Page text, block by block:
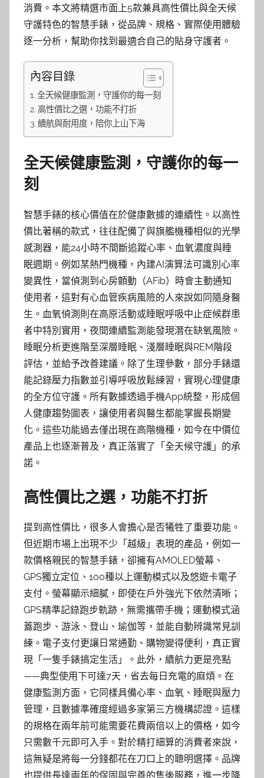
消費。本文將精選市面上5款兼具高性價比與全天候
守護特色的智慧手錶，從品牌、規格、實際使用體驗
逐一分析，幫助你找到最適合自己的貼身守護者。
內容目錄
全天候健康監測，守護你的每一刻
高性價比之選，功能不打折
續航與耐用度，陪你上山下海
全天候健康監測，守護你的每一
刻
智慧手錶的核心價值在於健康數據的連續性。以高性
價比著稱的款式，往往配備了與旗艦機種相似的光學
感測器，能24小時不間斷追蹤心率、血氧濃度與睡
眠週期。例如某熱門機種，內建AI演算法可識別心率
變異性，當偵測到心房顫動（AFib）時會主動通知
使用者，這對有心血管疾病風險的人來說如同隨身醫
生。血氧偵測則在高原活動或睡眠呼吸中止症候群患
者中特別實用，夜間連續監測能發現潛在缺氧風險。
睡眠分析更進階至深層睡眠、淺層睡眠與REM階段
評估，並給予改善建議。除了生理參數，部分手錶還
能記錄壓力指數並引導呼吸放鬆練習，實現心理健康
的全方位守護。所有數據透過手機App統整，形成個
人健康趨勢圖表，讓使用者與醫生都能掌握長期變
化。這些功能過去僅出現在高階機種，如今在中價位
產品上也逐漸普及，真正落實了「全天候守護」的承
諾。
高性價比之選，功能不打折
提到高性價比，很多人會擔心是否犧牲了重要功能。
但近期市場上出現不少「越級」表現的產品，例如一
款價格親民的智慧手錶，卻擁有AMOLED螢幕、
GPS獨立定位、100種以上運動模式以及悠遊卡電子
支付。螢幕顯示細膩，即使在戶外強光下依然清晰；
GPS精準記錄跑步軌跡，無需攜帶手機；運動模式涵
蓋跑步、游泳、登山、瑜伽等，並能自動辨識常見訓
練。電子支付更讓日常通勤、購物變得便利，真正實
現「一隻手錶搞定生活」。此外，續航力更是亮點
——典型使用下可達7天，省去每日充電的麻煩。在
健康監測方面，它同樣具備心率、血氧、睡眠與壓力
管理，且數據準確度經過多家第三方機構認證。這樣
的規格在兩年前可能需要花費兩倍以上的價格，如今
只需數千元即可入手。對於精打細算的消費者來說，
這無疑是將每一分錢都花在刀口上的聰明選擇。品牌
也提供長達兩年的保固與完善的售後服務，進一步降